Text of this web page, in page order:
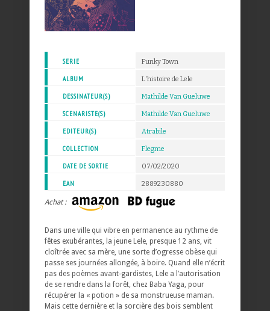
SERIE Funky Town
ALBUM L'histoire de Lele
DESSINATEUR(S) Mathilde Van Gueluwe
SCENARISTE(S) Mathilde Van Gueluwe
EDITEUR(S) Atrabile
COLLECTION Flegme
DATE DE SORTIE 07/02/2020
EAN 2889230880
Achat :
Dans une ville qui vibre en permanence au rythme de
fêtes exubérantes, la jeune Lele, presque 12 ans, vit
cloîtrée avec sa mère, une sorte d’ogresse obèse qui
passe ses journées allongée, à boire. Quand elle n’écrit
pas des poèmes avant-gardistes, Lele a l’autorisation
de se rendre dans la forêt, chez Baba Yaga, pour
récupérer la « potion » de sa monstrueuse maman.
Mais cette dernière et la sorcière des bois semblent